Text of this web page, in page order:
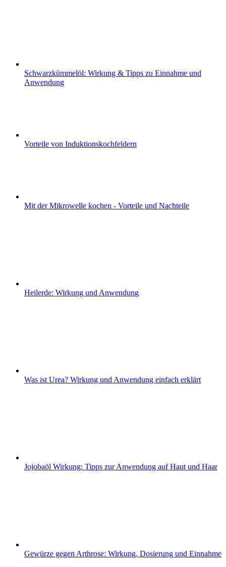
Schwarzkümmelöl: Wirkung & Tipps zu Einnahme und
Anwendung
Vorteile von Induktionskochfeldern
Mit der Mikrowelle kochen - Vorteile und Nachteile
Heilerde: Wirkung und Anwendung
Was ist Urea? Wirkung und Anwendung einfach erklärt
Jojobaöl Wirkung: Tipps zur Anwendung auf Haut und Haar
Gewürze gegen Arthrose: Wirkung, Dosierung und Einnahme